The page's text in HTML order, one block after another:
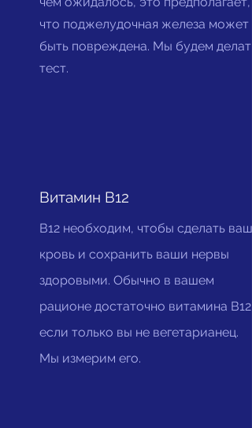
что поджелудочная железа может
быть повреждена. Мы будем делать
тест.
Витамин В12
B12 необходим, чтобы сделать вашу
кровь и сохранить ваши нервы
здоровыми. Обычно в вашем
рационе достаточно витамина B12...
если только вы не вегетарианец.
Мы измерим его.